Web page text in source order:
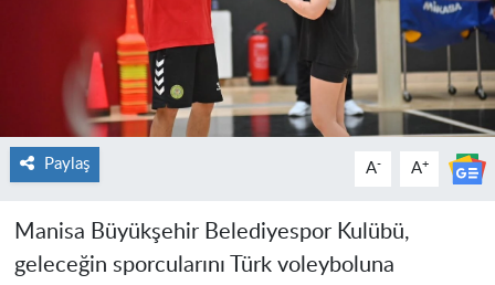
Paylaş A- A+
Manisa Büyükşehir Belediyespor Kulübü,
geleceğin sporcularını Türk voleyboluna